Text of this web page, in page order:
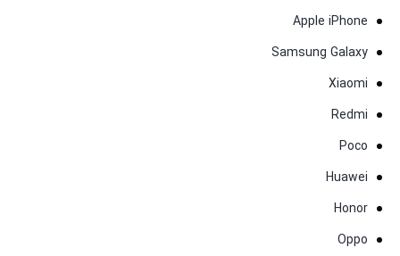
Apple iPhone
Samsung Galaxy
Xiaomi
Redmi
Poco
Huawei
Honor
Oppo